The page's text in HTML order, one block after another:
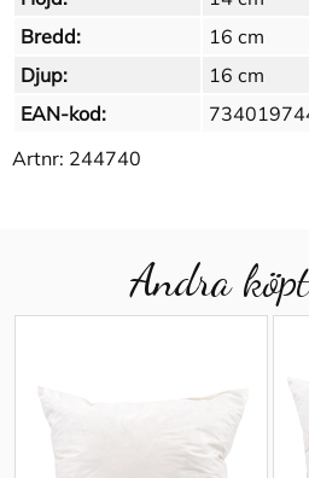
Bredd:
16 cm
Djup:
16 cm
EAN-kod:
Artnr: 244740
Andra